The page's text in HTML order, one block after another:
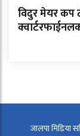
विदुर मेयर कप
जालपा मिडिया